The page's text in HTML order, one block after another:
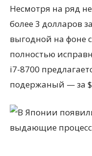
Несмотря на ряд
более 3 долларов
выгодной на фоне
полностью
i7-8700
подержаный — за